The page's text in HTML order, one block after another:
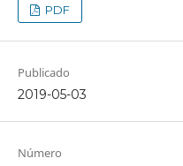
PDF
Publicado
2019-05-03
Número